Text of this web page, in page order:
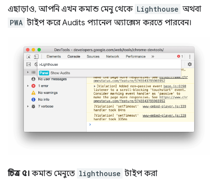
এছাড়াও, আপনি এখন কমান্ড মেনু থেকে Lighthouse অথবা
PWA টাইপ করে Audits প্যানেল অ্যাক্সেস করতে পারবেন।
চিত্র ৫। কমান্ড মেনুতে lighthouse টাইপ করা